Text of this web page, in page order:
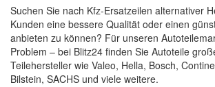
Suchen Sie nach Kfz-Ersatzeilen alternativer
Kunden eine bessere Qualität oder einen
anbieten zu können? Für unseren
Problem – bei Blitz24 finden Sie Autoteile
Teilehersteller wie Valeo, Hella, Bosch,
Bilstein, SACHS und viele weitere.